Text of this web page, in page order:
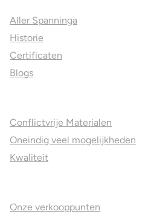
Aller Spanninga
Historie
Certificaten
Blogs
Conflictvrije Materialen
Oneindig veel mogelijkheden
Kwaliteit
Onze verkooppunten